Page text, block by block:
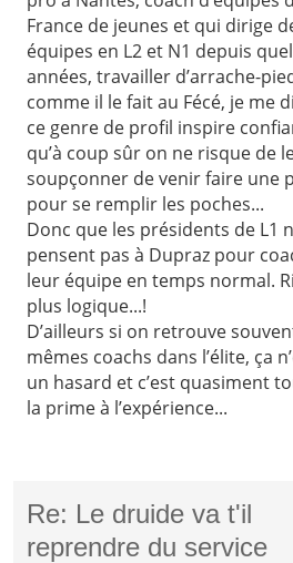
France de jeunes et qui dirige
équipes en L2 et N1 depuis
années, travailler d’arrache-
comme il le fait au Fécé, je me
ce genre de profil inspire
qu’à coup sûr on ne risque de
soupçonner de venir faire une
pour se remplir les poches...
Donc que les présidents de L1
pensent pas à Dupraz pour
leur équipe en temps normal.
plus logique...!
D’ailleurs si on retrouve
mêmes coachs dans l’élite, ça
un hasard et c’est quasiment
la prime à l’expérience...
Re: Le druide va t'il
reprendre du service